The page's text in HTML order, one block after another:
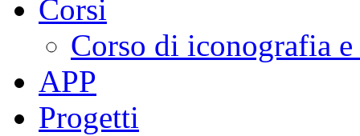
Corsi
Corso di iconografia
APP
Progetti